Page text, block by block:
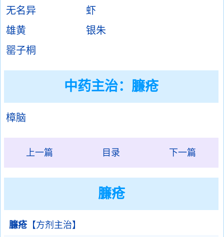
无名异
虾
雄黄
银朱
罂子桐
中药主治：臁疮
樟脑
上一篇 目录 下一篇
臁疮
臁疮【方剂主治】